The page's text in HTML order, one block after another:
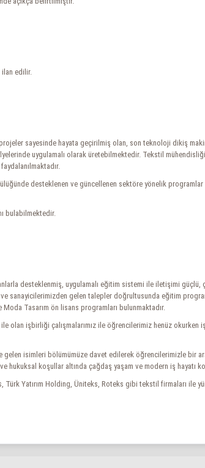
ilan edilir.
sayesinde hayata geçirilmiş olan, son teknoloji dikiş
uygulamalı olarak üretebilmektedir. Tekstil
desteklenen ve güncellenen sektöre yönelik
bulabilmektedir.
desteklenmiş, uygulamalı eğitim sistemi ile iletişimi
sanayicilerimizden gelen talepler doğrultusunda eğitim
Tasarım ön lisans programları bulunmaktadır.
olan işbirliği çalışmalarımız ile öğrencilerimiz henüz
gelen isimleri bölümümüze davet edilerek öğrencilerimizle
koşullar altında çağdaş yaşam ve modern iş hayatı
Yatırım Holding, Üniteks, Roteks gibi tekstil firmaları ile